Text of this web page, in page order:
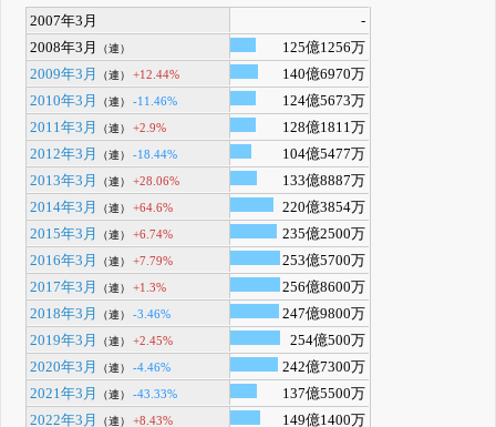
2007年3月
-
2008年3月
（連）
125億1256万
2009年3月
（連） +12.44%
140億6970万
2010年3月
（連） -11.46%
124億5673万
2011年3月
（連） +2.9%
128億1811万
2012年3月
（連） -18.44%
104億5477万
2013年3月
（連） +28.06%
133億8887万
2014年3月
（連） +64.6%
220億3854万
2015年3月
（連） +6.74%
235億2500万
2016年3月
（連） +7.79%
253億5700万
2017年3月
（連） +1.3%
256億8600万
2018年3月
（連） -3.46%
247億9800万
2019年3月
（連） +2.45%
254億500万
2020年3月
（連） -4.46%
242億7300万
2021年3月
（連） -43.33%
137億5500万
2022年3月
（連） +8.43%
149億1400万